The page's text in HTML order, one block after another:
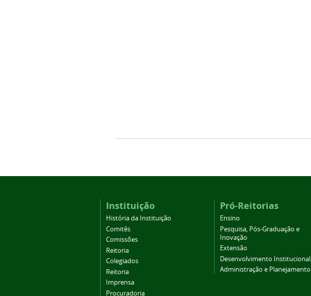
Instituição
História da Instituição
Comitês
Comissões
Reitoria
Colegiados
Reitoria
Imprensa
Procuradoria
Pró-Reitorias
Ensino
Pesquisa, Pós-Graduação e
Inovação
Extensão
Desenvolvimento Institucional
Administração e Planejamento